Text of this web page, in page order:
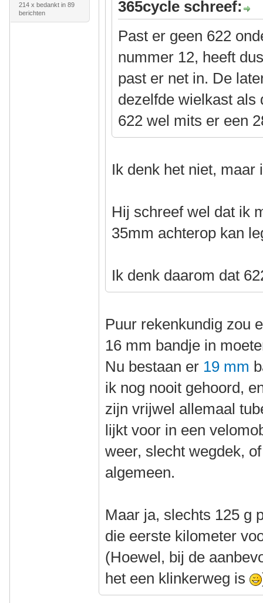
214 x bedankt in 89
berichten
365cycle schreef:
Past er geen 622
nummer 12, heeft
past er net in. De
dezelfde wielkast als
622 wel mits er een
Ik denk het niet, maar
Hij schreef wel dat ik
35mm achterop kan
Ik denk daarom dat
Puur rekenkundig zou
16 mm bandje in
Nu bestaan er 19 mm
ik nog nooit gehoord,
zijn vrijwel allemaal
lijkt voor in een
weer, slecht wegdek,
algemeen.
Maar ja, slechts 125 g
die eerste kilometer
(Hoewel, bij de
het een klinkerweg is